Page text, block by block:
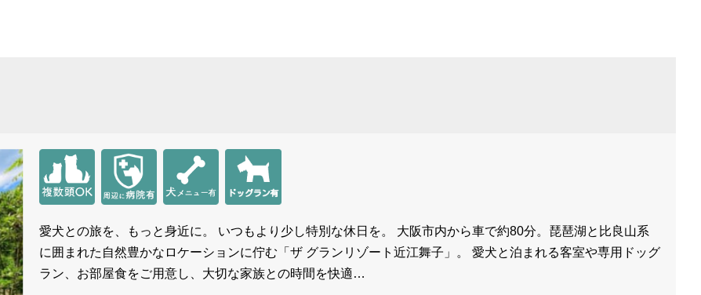
愛犬との旅を、もっと身近に。 いつもより少し特別な休日を。 大阪市内から車で約80分。琵琶湖と比良山系
に囲まれた自然豊かなロケーションに佇む「ザ グランリゾート近江舞子」。 愛犬と泊まれる客室や専用ドッグ
ラン、お部屋食をご用意し、大切な家族との時間を快適…